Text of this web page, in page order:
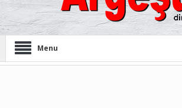
Menu